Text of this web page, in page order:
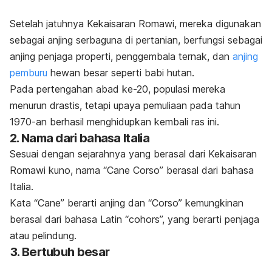
Setelah jatuhnya Kekaisaran Romawi, mereka digunakan
sebagai anjing serbaguna di pertanian, berfungsi sebagai
anjing penjaga properti, penggembala ternak, dan anjing
pemburu hewan besar seperti babi hutan.
Pada pertengahan abad ke-20, populasi mereka
menurun drastis, tetapi upaya pemuliaan pada tahun
1970-an berhasil menghidupkan kembali ras ini.
2. Nama dari bahasa Italia
Sesuai dengan sejarahnya yang berasal dari Kekaisaran
Romawi kuno, nama “Cane Corso” berasal dari bahasa
Italia.
Kata “Cane” berarti anjing dan “Corso” kemungkinan
berasal dari bahasa Latin “cohors”, yang berarti penjaga
atau pelindung.
3. Bertubuh besar